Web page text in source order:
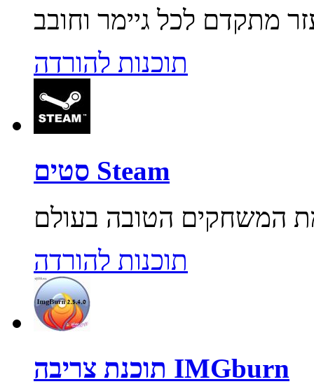
תוכנות להורדה
סטים Steam
תוכנות להורדה
תוכנת צריבה IMGburn